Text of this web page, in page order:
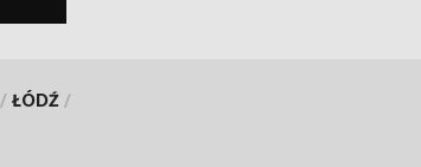
/ ŁÓDŹ /